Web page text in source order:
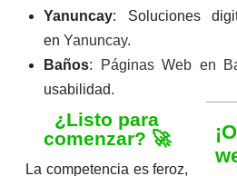
Yanuncay: Soluciones
enYanuncay.
Baños: Páginas Web en
usabilidad.
¿Listo para
comenzar? 🚀
La competencia es feroz,